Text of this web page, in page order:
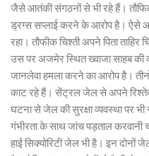
जैसे आतंकी संगठनों से भी रहे हैं।
ड्रग्स सप्लाई करने के आरोप है। ऐसे
रहा। तौफीक चिश्ती अपने पिता
उस पर अजमेर स्थित ख्वाजा साहब की
जानलेवा हमला करने का आरोप है।
काट रहे हैं। सेंट्रल जेल से अपने
घटना से जेल की सुरक्षा व्यवस्था पर
गंभीरता के साथ जांच पड़ताल
हाई सिक्योरिटी जेल भी है। इन दोनों